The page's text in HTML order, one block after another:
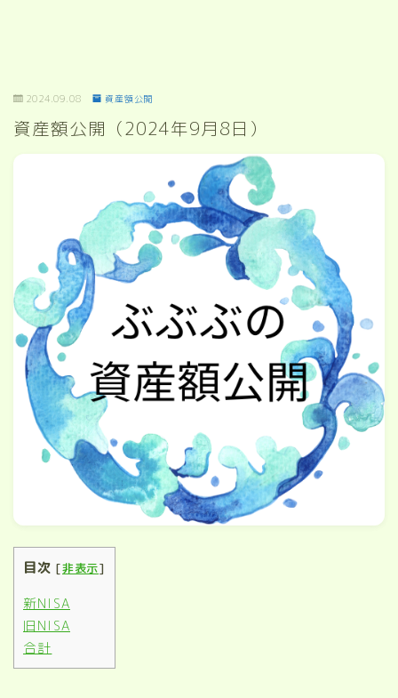
2024.09.08 資産額公開
資産額公開（2024年9月8日）
目次 [非表示]
新NISA
旧NISA
合計